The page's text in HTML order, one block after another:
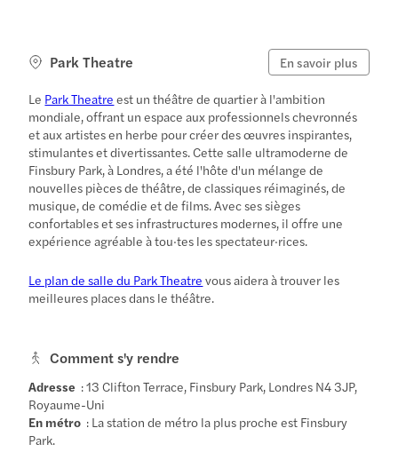
Park Theatre En savoir plus
Le Park Theatre est un théâtre de quartier à l'ambition
mondiale, offrant un espace aux professionnels chevronnés
et aux artistes en herbe pour créer des œuvres inspirantes,
stimulantes et divertissantes. Cette salle ultramoderne de
Finsbury Park, à Londres, a été l'hôte d'un mélange de
nouvelles pièces de théâtre, de classiques réimaginés, de
musique, de comédie et de films. Avec ses sièges
confortables et ses infrastructures modernes, il offre une
expérience agréable à tou·tes les spectateur·rices.
Le plan de salle du Park Theatre vous aidera à trouver les
meilleures places dans le théâtre.
Comment s'y rendre
Adresse : 13 Clifton Terrace, Finsbury Park, Londres N4 3JP,
Royaume-Uni
En métro : La station de métro la plus proche est Finsbury
Park.